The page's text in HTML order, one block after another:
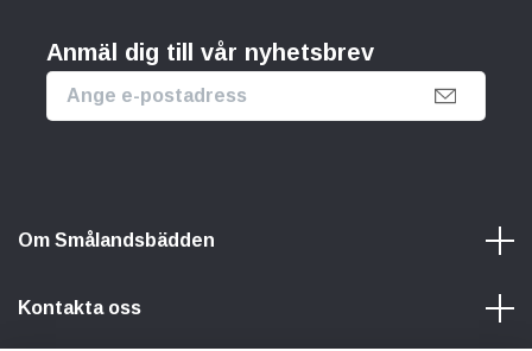
Anmäl dig till vår nyhetsbrev
Om Smålandsbädden
Kontakta oss